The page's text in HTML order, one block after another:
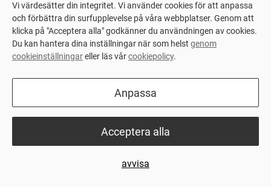
vatteninträngning.
Finns i olika storlekar: 8, 15, 20, 26 och 31m³.
Kontakta oss
Vi värdesätter din integritet. Vi använder cookies för att anpassa
och förbättra din surfupplevelse på våra webbplatser. Genom att
klicka på "Acceptera alla" godkänner du användningen av cookies.
Du kan hantera dina inställningar när som helst genom
cookieinställningareller läs vårcookiepolicy.
Anpassa
avvisa
Acceptera alla